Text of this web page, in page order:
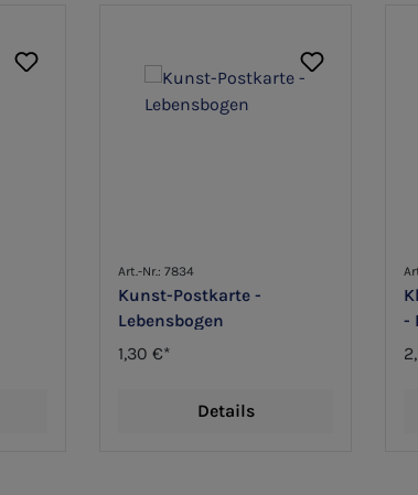
Art.-Nr.: 7834
Kunst-Postkarte -
Lebensbogen
1,30 €*
Details
-